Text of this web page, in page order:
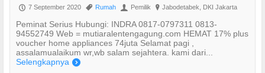
P 7 September 2020 , Rumah U Pemilik ? Jabodetabek, DKI Jakarta
Peminat Serius Hubungi: INDRA 0817-0797311 0813-
94552749 Web = mutiaralentengagung.com HEMAT 17% plus
voucher home appliances 74juta Selamat pagi ,
assalamualaikum wr,wb salam sejahtera. kami dari...
Selengkapnya )